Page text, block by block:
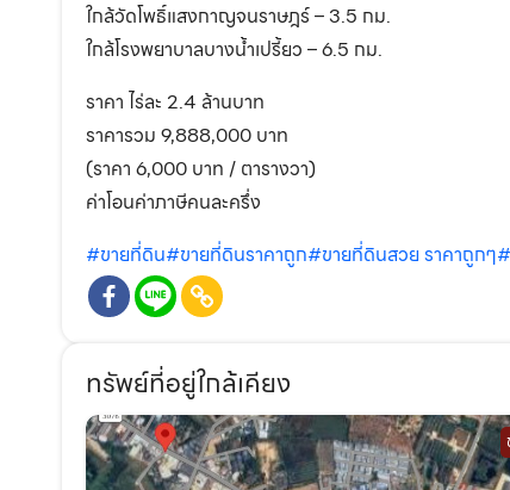
ใกล้วัดโพธิ์แสงกาญจนราษฎร์ – 3.5 กม.
ใกล้โรงพยาบาลบางน้ำเปรี้ยว – 6.5 กม.
ราคา ไร่ละ 2.4 ล้านบาท
ราคารวม 9,888,000 บาท
(ราคา 6,000 บาท / ตารางวา)
ค่าโอนค่าภาษีคนละครึ่ง
#ขายที่ดิน#ขายที่ดินราคาถูก#ขายที่ดินสวย ราคาถูกๆ
ทรัพย์ที่อยู่ใกล้เคียง